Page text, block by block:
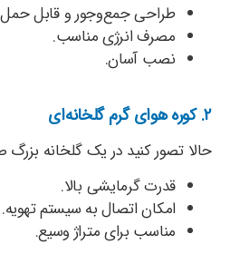
طراحی جمع‌وجور و قابل
مصرف انرژی مناسب.
نصب آسان.
۲. کوره هوای گرم گلخانه‌ای
حالا تصور کنید در یک گلخانه
قدرت گرمایشی بالا.
امکان اتصال به سیستم تهویه.
مناسب برای متراژ وسیع.